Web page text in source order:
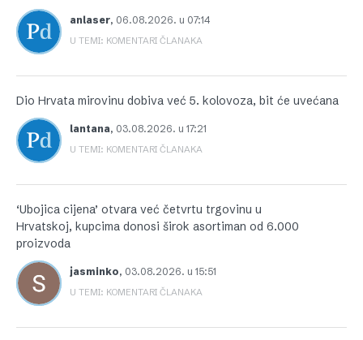
anlaser, 06.08.2026. u 07:14
U TEMI: KOMENTARI ČLANAKA
Dio Hrvata mirovinu dobiva već 5. kolovoza, bit će uvećana
lantana, 03.08.2026. u 17:21
U TEMI: KOMENTARI ČLANAKA
‘Ubojica cijena’ otvara već četvrtu trgovinu u
Hrvatskoj, kupcima donosi širok asortiman od 6.000
proizvoda
jasminko, 03.08.2026. u 15:51
U TEMI: KOMENTARI ČLANAKA